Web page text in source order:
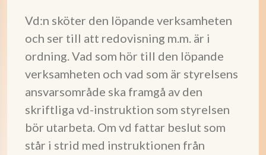
Vd:n sköter den löpande verksamheten
och ser till att redovisning m.m. är i
ordning. Vad som hör till den löpande
verksamheten och vad som är styrelsens
ansvarsområde ska framgå av den
skriftliga vd-instruktion som styrelsen
bör utarbeta. Om vd fattar beslut som
står i strid med instruktionen från